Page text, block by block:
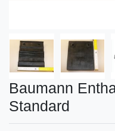
Baumann
Standard